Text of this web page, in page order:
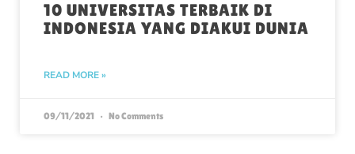
10 UNIVERSITAS TERBAIK DI
INDONESIA YANG DIAKUI DUNIA
READ MORE »
09/11/2021 No Comments